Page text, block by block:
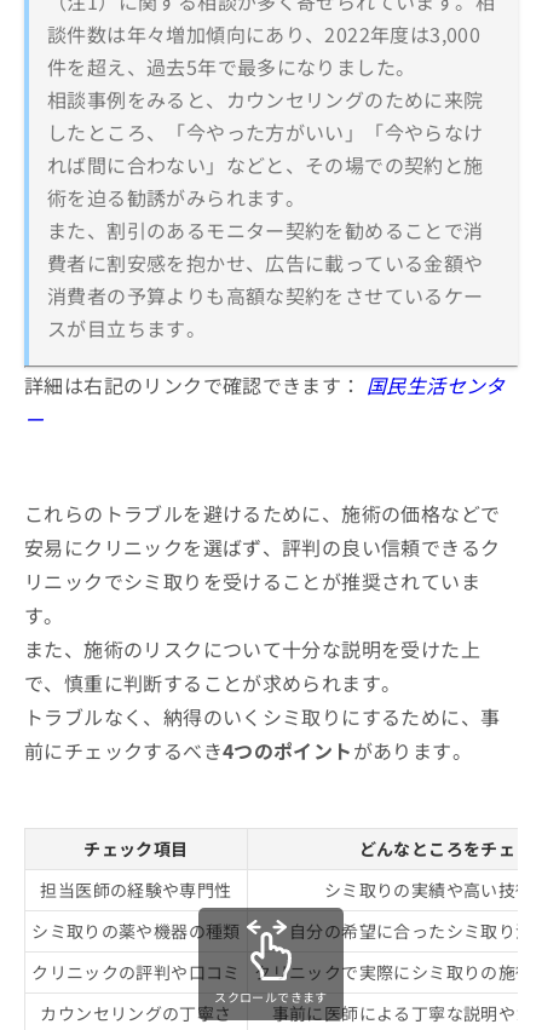
談件数は年々増加傾向にあり、2022年度は3,000
件を超え、過去5年で最多になりました。
相談事例をみると、カウンセリングのために来院
したところ、「今やった方がいい」「今やらなけ
れば間に合わない」などと、その場での契約と施
術を迫る勧誘がみられます。
また、割引のあるモニター契約を勧めることで消
費者に割安感を抱かせ、広告に載っている金額や
消費者の予算よりも高額な契約をさせているケー
スが目立ちます。
詳細は右記のリンクで確認できます： 国民生活センタ
ー
これらのトラブルを避けるために、施術の価格などで
安易にクリニックを選ばず、評判の良い信頼できるク
リニックでシミ取りを受けることが推奨されていま
す。
また、施術のリスクについて十分な説明を受けた上
で、慎重に判断することが求められます。
トラブルなく、納得のいくシミ取りにするために、事
前にチェックするべき4つのポイントがあります。
チェック項目
どんなところをチェッ
担当医師の経験や専門性
シミ取りの実績や高い技術
シミ取りの薬や機器の種類
自分の希望に合ったシミ取り治
クリニックの評判や口コミ
クリニックで実際にシミ取りの施術
カウンセリングの丁寧さ
事前に医師による丁寧な説明やカ
スクロールできます